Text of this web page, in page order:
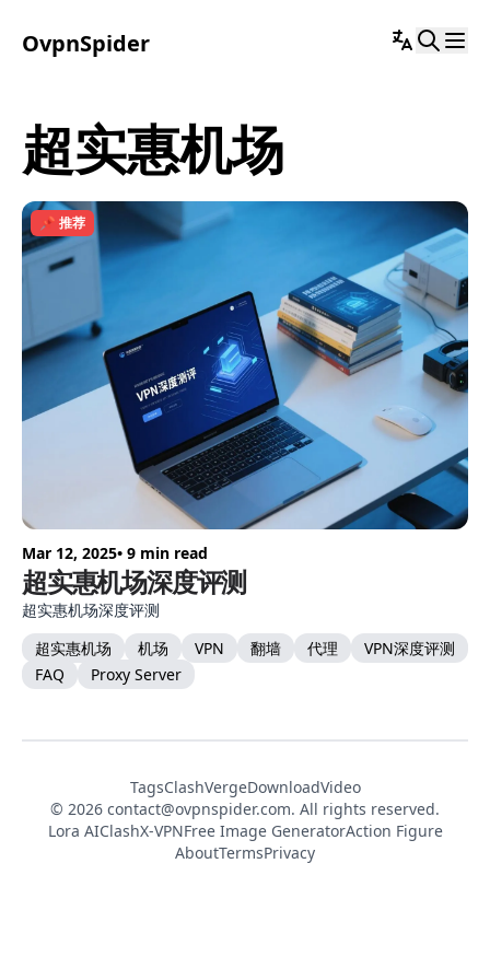
OvpnSpider
超实惠机场
📌 推荐
Mar 12, 2025• 9 min read
超实惠机场深度评测
超实惠机场深度评测
超实惠机场
机场 VPN 翻墙 代理
VPN深度评测
FAQ
Proxy Server
TagsClashVergeDownloadVideo
© 2026 contact@ovpnspider.com. All rights reserved.
Lora AIClashX-VPNFree Image GeneratorAction Figure
AboutTermsPrivacy